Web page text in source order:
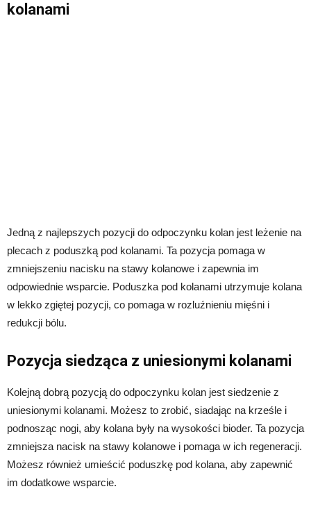
kolanami
Jedną z najlepszych pozycji do odpoczynku kolan jest leżenie na
plecach z poduszką pod kolanami. Ta pozycja pomaga w
zmniejszeniu nacisku na stawy kolanowe i zapewnia im
odpowiednie wsparcie. Poduszka pod kolanami utrzymuje kolana
w lekko zgiętej pozycji, co pomaga w rozluźnieniu mięśni i
redukcji bólu.
Pozycja siedząca z uniesionymi kolanami
Kolejną dobrą pozycją do odpoczynku kolan jest siedzenie z
uniesionymi kolanami. Możesz to zrobić, siadając na krześle i
podnosząc nogi, aby kolana były na wysokości bioder. Ta pozycja
zmniejsza nacisk na stawy kolanowe i pomaga w ich regeneracji.
Możesz również umieścić poduszkę pod kolana, aby zapewnić
im dodatkowe wsparcie.